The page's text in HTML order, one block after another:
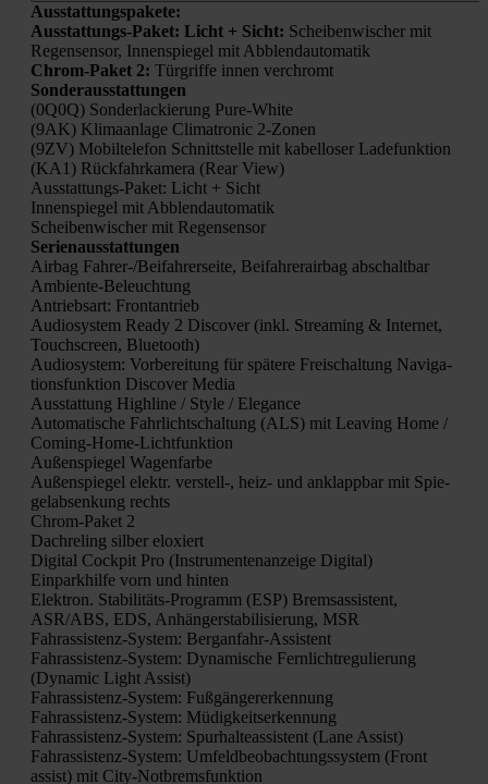
Aus­stat­tungs­pa­ke­te:
Aus­stat­tungs-Paket: Licht + Sicht: Schei­ben­wi­scher mit
Regen­sen­sor, Innen­spie­gel mit Abblend­au­to­ma­tik
Chrom-Paket 2: Tür­grif­fe innen ver­chromt
Son­der­aus­stat­tun­gen
(0Q0Q) Son­der­la­ckie­rung Pure-White
(9AK) Kli­ma­an­la­ge Cli­ma­tro­nic 2‑Zonen
(9ZV) Mobil­te­le­fon Schnitt­stel­le mit kabel­lo­ser Lade­funk­ti­on
(KA1) Rück­fahr­ka­me­ra (Rear View)
Aus­stat­tungs-Paket: Licht + Sicht
Innen­spie­gel mit Abblend­au­to­ma­tik
Schei­ben­wi­scher mit Regen­sen­sor
Seri­en­aus­stat­tun­gen
Air­bag Fah­rer-/Bei­fah­rer­sei­te, Bei­fah­rer­air­bag abschalt­bar
Ambi­en­te-Beleuch­tung
Antriebs­art: Front­an­trieb
Audio­sys­tem Rea­dy 2 Dis­co­ver (inkl. Strea­ming & Inter­net,
Touch­screen, Blue­tooth)
Audio­sys­tem: Vor­be­rei­tung für spä­te­re Frei­schal­tung Navi­ga­
ti­ons­funk­ti­on Dis­co­ver Media
Aus­stat­tung High­li­ne / Style / Ele­gan­ce
Auto­ma­ti­sche Fahr­licht­schal­tung (ALS) mit Lea­ving Home /
Coming-Home-Licht­funk­ti­on
Außen­spie­gel Wagen­far­be
Außen­spie­gel elektr. verstell‑, heiz- und anklapp­bar mit Spie­
gel­ab­sen­kung rechts
Chrom-Paket 2
Dach­re­ling sil­ber elo­xiert
Digi­tal Cock­pit Pro (Instru­men­ten­an­zei­ge Digi­tal)
Ein­park­hil­fe vorn und hin­ten
Elek­tron. Sta­bi­li­täts-Pro­gramm (ESP) Brems­as­sis­tent,
ASR/ABS, EDS, Anhän­ger­sta­bi­li­sie­rung, MSR
Fahr­as­sis­tenz-Sys­tem: Berg­an­fahr-Assis­tent
Fahr­as­sis­tenz-Sys­tem: Dyna­mi­sche Fern­licht­re­gu­lie­rung
(Dyna­mic Light Assist)
Fahr­as­sis­tenz-Sys­tem: Fuß­gän­ger­erken­nung
Fahr­as­sis­tenz-Sys­tem: Müdig­keits­er­ken­nung
Fahr­as­sis­tenz-Sys­tem: Spur­hal­te­as­sis­tent (Lane Assist)
Fahr­as­sis­tenz-Sys­tem: Umfeld­be­ob­ach­tungs­sys­tem (Front
assist) mit City-Not­brems­funk­ti­on